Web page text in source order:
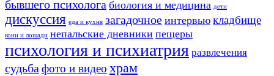
бывшего психолога биология и медицина дети
дискуссия еда и кухня загадочное интервью кладбище
кони и лошади непальские дневники пещеры
психология и психиатрия развлечения
судьба фото и видео храм